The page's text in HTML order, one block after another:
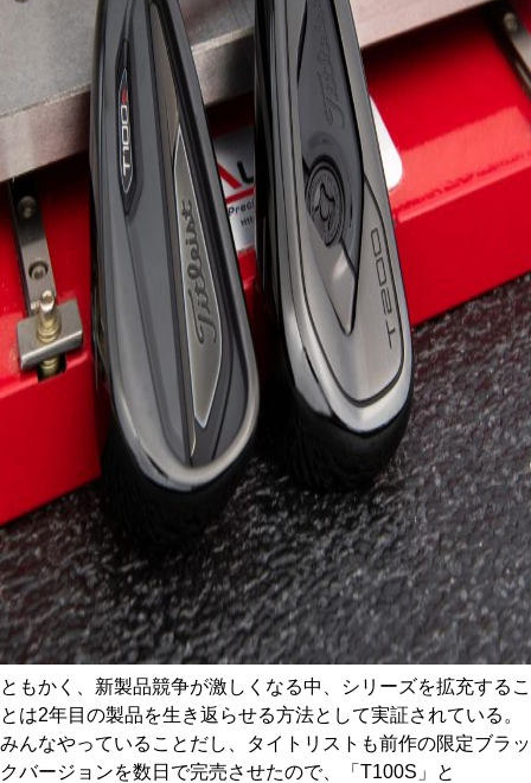
ともかく、新製品競争が激しくなる中、シリーズを拡充するこ
とは2年目の製品を生き返らせる方法として実証されている。
みんなやっていることだし、タイトリストも前作の限定ブラッ
クバージョンを数日で完売させたので、「T100S」と
WEDGES ウェッジ
PUTTERS パター
その他
Editor’s Picks 編集部のおすすめ
Our Team 私たちのチーム
Our Mission 私たちの使命
ABOUT US MyGolfSpyJapanとは？